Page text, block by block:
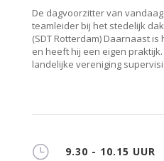
De dagvoorzitter van vandaag
teamleider bij het stedelijk
(SDT Rotterdam) Daarnaast
en heeft hij een eigen praktijk.
landelijke vereniging
} 9.30 - 10.15 UUR